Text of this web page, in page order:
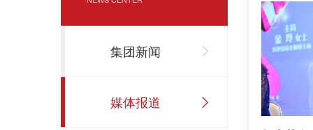
集团新闻
媒体报道